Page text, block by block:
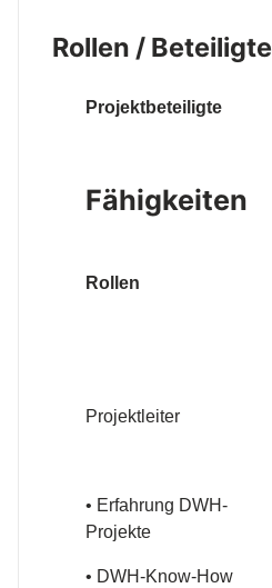
Rollen / Beteiligte
Projektbeteiligte
Fähigkeiten
Rollen
Projektleiter
• Erfahrung DWH-
Projekte
• DWH-Know-How